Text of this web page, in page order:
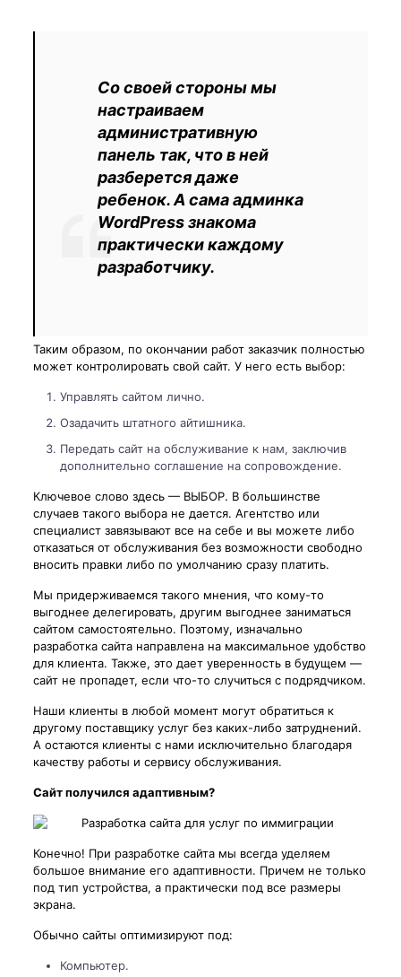
Со своей стороны мы
настраиваем
административную
панель так, что в ней
разберется даже
ребенок. А сама админка
WordPress знакома
практически каждому
разработчику.
Таким образом, по окончании работ заказчик полностью
может контролировать свой сайт. У него есть выбор:
Управлять сайтом лично.
Озадачить штатного айтишника.
Передать сайт на обслуживание к нам, заключив
дополнительно соглашение на сопровождение.
Ключевое слово здесь — ВЫБОР. В большинстве
случаев такого выбора не дается. Агентство или
специалист завязывают все на себе и вы можете либо
отказаться от обслуживания без возможности свободно
вносить правки либо по умолчанию сразу платить.
Мы придерживаемся такого мнения, что кому-то
выгоднее делегировать, другим выгоднее заниматься
сайтом самостоятельно. Поэтому, изначально
разработка сайта направлена на максимальное удобство
для клиента. Также, это дает уверенность в будущем —
сайт не пропадет, если что-то случиться с подрядчиком.
Наши клиенты в любой момент могут обратиться к
другому поставщику услуг без каких-либо затруднений.
А остаются клиенты с нами исключительно благодаря
качеству работы и сервису обслуживания.
Сайт получился адаптивным?
Конечно! При разработке сайта мы всегда уделяем
большое внимание его адаптивности. Причем не только
под тип устройства, а практически под все размеры
экрана.
Обычно сайты оптимизируют под:
Компьютер.